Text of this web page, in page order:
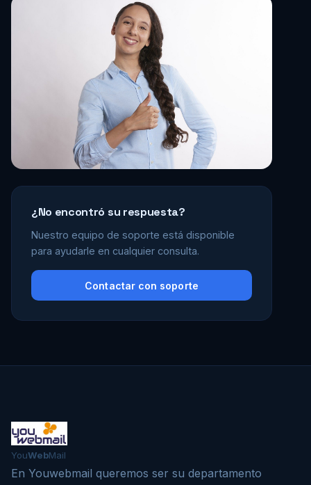
¿No encontró su respuesta?
Nuestro equipo de soporte está disponible
para ayudarle en cualquier consulta.
Contactar con soporte
YouWebMail
En Youwebmail queremos ser su departamento